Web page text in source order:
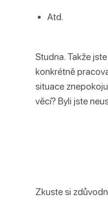
Atd.
Studna. Takže
konkrétně
situace
věcí? Byli jste
Zkuste si